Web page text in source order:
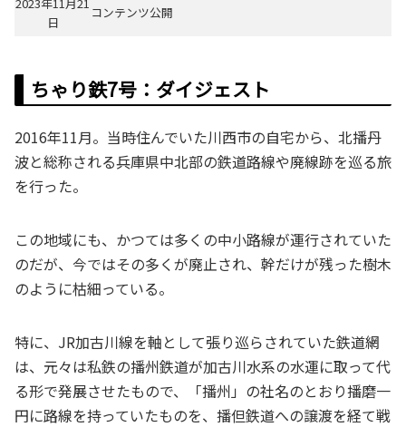
日
コンテンツ公開
ちゃり鉄7号：ダイジェスト
2016年11月。当時住んでいた川西市の自宅から、北播丹
波と総称される兵庫県中北部の鉄道路線や廃線跡を巡る旅
を行った。
この地域にも、かつては多くの中小路線が運行されていた
のだが、今ではその多くが廃止され、幹だけが残った樹木
のように枯細っている。
特に、JR加古川線を軸として張り巡らされていた鉄道網
は、元々は私鉄の播州鉄道が加古川水系の水運に取って代
る形で発展させたもので、「播州」の社名のとおり播磨一
円に路線を持っていたものを、播但鉄道への譲渡を経て戦